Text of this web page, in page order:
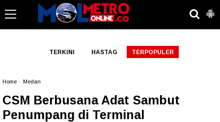
TERKINI HASTAG TERPOPULER
Home Medan
CSM Berbusana Adat Sambut
Penumpang di Terminal